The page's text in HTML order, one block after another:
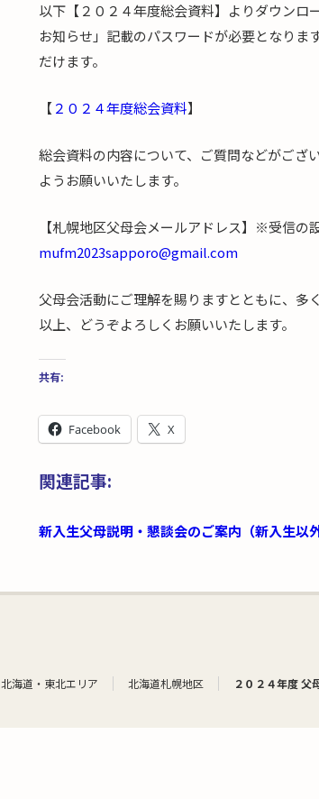
以下【２０２４年度総会資料】よりダウンロ
お知らせ」記載のパスワードが必要となり
だけます。
【２０２４年度総会資料】
総会資料の内容について、ご質問などがござ
ようお願いいたします。
【札幌地区父母会メールアドレス】※受信の
mufm2023sapporo@gmail.com
父母会活動にご理解を賜りますとともに、多
以上、どうぞよろしくお願いいたします。
共有:
Facebook X
関連記事:
新入生父母説明・懇談会のご案内（新入生以
北海道・東北エリア 北海道札幌地区 ２０２４年度 父